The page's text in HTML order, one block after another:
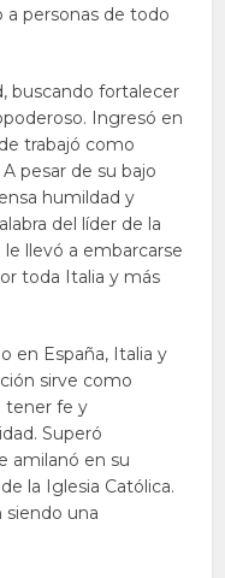
a personas de todo
buscando fortalecer
Ingresó en
trabajó como
pesar de su bajo
humildad y
del líder de la
llevó a embarcarse
toda Italia y más
en España, Italia y
sirve como
tener fe y
Superó
amilanó en su
la Iglesia Católica.
siendo una